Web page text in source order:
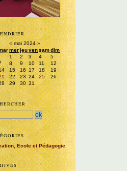
«mai 2024»
merjeuvensamdim
1
2 3 4
5
8 9 10 11
12
15 16 17 18
19
22 23 24 25
26
29 30 31
Ecole et Pédagogie